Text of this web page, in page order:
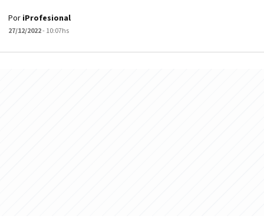
Por iProfesional
27/12/2022- 10:07hs